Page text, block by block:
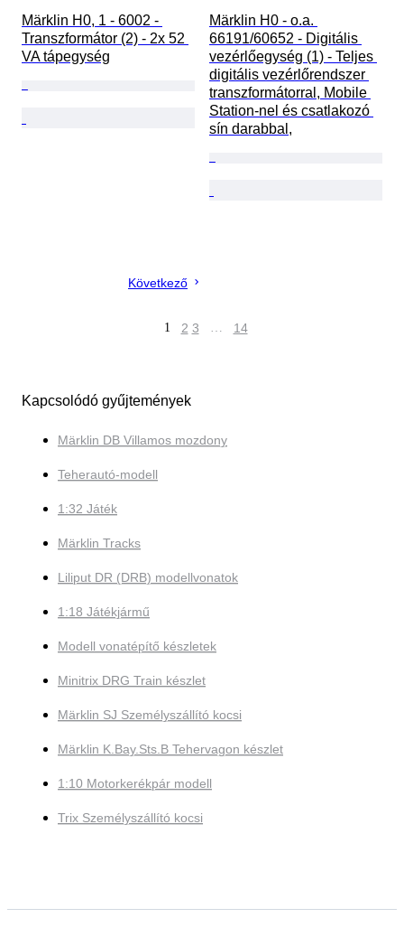
Märklin H0, 1 - 6002 -
Transzformátor (2) - 2x 52
VA tápegység
Märklin H0 - o.a.
66191/60652 - Digitális
vezérlőegység (1) - Teljes
digitális vezérlőrendszer
transzformátorral, Mobile
Station-nel és csatlakozó
sín darabbal,
Következő
1 2 3 … 14
Kapcsolódó gyűjtemények
Märklin DB Villamos mozdony
Teherautó-modell
1:32 Játék
Märklin Tracks
Liliput DR (DRB) modellvonatok
1:18 Játékjármű
Modell vonatépítő készletek
Minitrix DRG Train készlet
Märklin SJ Személyszállító kocsi
Märklin K.Bay.Sts.B Tehervagon készlet
1:10 Motorkerékpár modell
Trix Személyszállító kocsi